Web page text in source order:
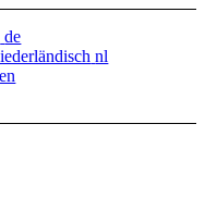
de
nl
en